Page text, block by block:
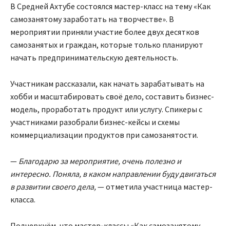
В Средней Ахтубе состоялся мастер-класс на тему «Как
самозанятому заработать на творчестве». В
мероприятии приняли участие более двух десятков
самозанятых и граждан, которые только планируют
начать предпринимательскую деятельность.
Участникам рассказали, как начать зарабатывать на
хобби и масштабировать своё дело, составить бизнес-
модель, проработать продукт или услугу. Спикеры с
участниками разобрали бизнес-кейсы и схемы
коммерциализации продуктов при самозанятости.
— Благодарю за мероприятие, очень полезно и
интересно. Поняла, в каком направлении буду двигаться
в развитии своего дела,— отметила участница мастер-
класса.